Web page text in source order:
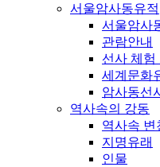
서울암사동유적
서울암사
관람안내
선사 체험
세계문화
암사동선
역사속의 강동
역사속 변
지명유래
인물